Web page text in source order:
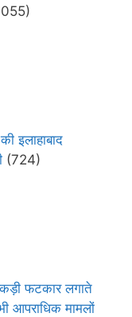
इलाहाबाद
(724)
कड़ी फटकार लगाते
आपराधिक मामलों